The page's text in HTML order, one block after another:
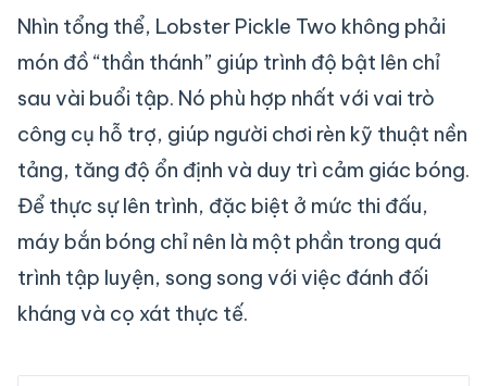
Nhìn tổng thể, Lobster Pickle Two không phải
món đồ “thần thánh” giúp trình độ bật lên chỉ
sau vài buổi tập. Nó phù hợp nhất với vai trò
công cụ hỗ trợ, giúp người chơi rèn kỹ thuật nền
tảng, tăng độ ổn định và duy trì cảm giác bóng.
Để thực sự lên trình, đặc biệt ở mức thi đấu,
máy bắn bóng chỉ nên là một phần trong quá
trình tập luyện, song song với việc đánh đối
kháng và cọ xát thực tế.